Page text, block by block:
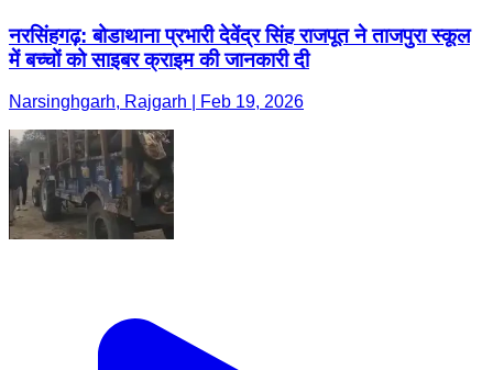
नरसिंहगढ़: बोडाथाना प्रभारी देवेंद्र सिंह राजपूत ने ताजपुरा स्कूल
में बच्चों को साइबर क्राइम की जानकारी दी
Narsinghgarh, Rajgarh | Feb 19, 2026